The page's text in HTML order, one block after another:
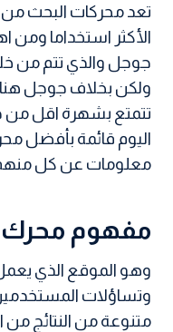
تعد محركات البحث من
الأكثر استخداما
جوجل والذي تتم من
ولكن بخلاف جوجل
تتمتع بشهرة اقل
اليوم قائمة بأفضل
معلومات عن كل
مفهوم محرك
وهو الموقع الذي
وتساؤلات
متنوعة من النتائج من